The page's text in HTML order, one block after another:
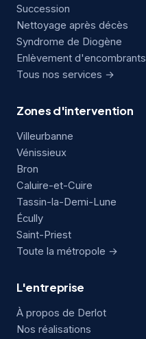
Succession
Nettoyage après décès
Syndrome de Diogène
Enlèvement d'encombrants
Tous nos services →
Zones d'intervention
Villeurbanne
Vénissieux
Bron
Caluire-et-Cuire
Tassin-la-Demi-Lune
Écully
Saint-Priest
Toute la métropole →
L'entreprise
À propos de Derlot
Nos réalisations